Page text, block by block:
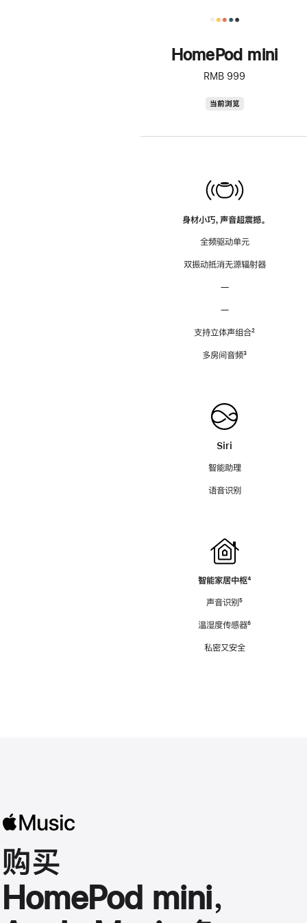
HomePod mini
RMB 999
当前浏览
身材小巧，声音超震撼。
全频驱动单元
双振动抵消无源辐射器
—
—
支持立体声组合脚
²
多房间音频脚
³
Siri
智能助理
语音识别
智能家居中枢脚
⁴
声音识别脚
⁵
温湿度传感器脚
⁶
私密又安全
购买
HomePod mini，